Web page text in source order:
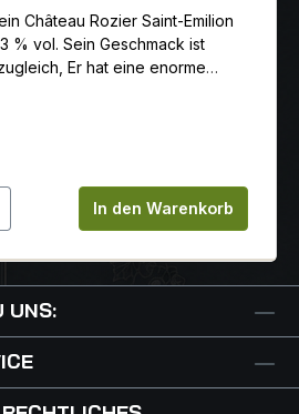
Château Rozier Saint-Emilion
% vol. Sein Geschmack ist
Er hat eine enorme
und Frische am Gaumen,
Struktur der dicht
Gib den
In den Warenkorb
UNS: